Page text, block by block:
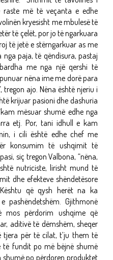
raste më të veçanta e edhe
kryesisht me mbulesë të
të çelët, por jo të ngarkuara
të jetë e stërngarkuar as me
nga paja, të qëndisura, pastaj
me nga një qershi të
nëna ime me dorë para
tregon ajo. Nëna është njeriu i
krijuar pasioni dhe dashuria
mësuar shumë edhe nga
etj. Por, tani idhull e kam
i cili është edhe chef me
konsumim të ushqimit të
siç tregon Valbona, “nëna,
nutriciste, lirisht mund të
dhe efekteve shëndetësore
që qysh herët na ka
pashëndetshëm. Gjithmonë
mos përdorim ushqime që
aditivë të dëmshëm, sheqer
tjera për të cilat, t’ju them të
të fundit po më bëjnë shumë
shumë po përdoren produktet